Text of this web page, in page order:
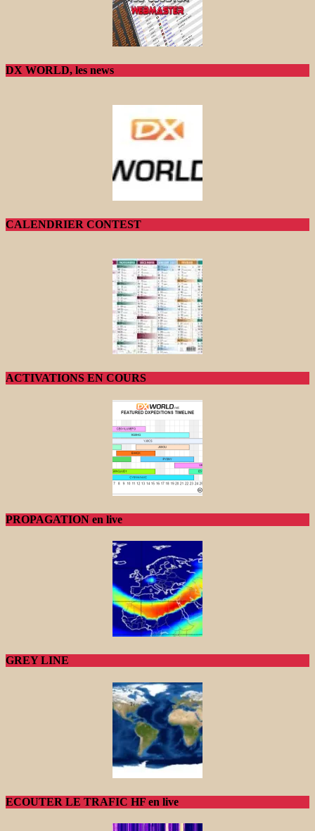
DX WORLD, les news
CALENDRIER CONTEST
ACTIVATIONS EN COURS
PROPAGATION en live
GREY LINE
ECOUTER LE TRAFIC HF en live